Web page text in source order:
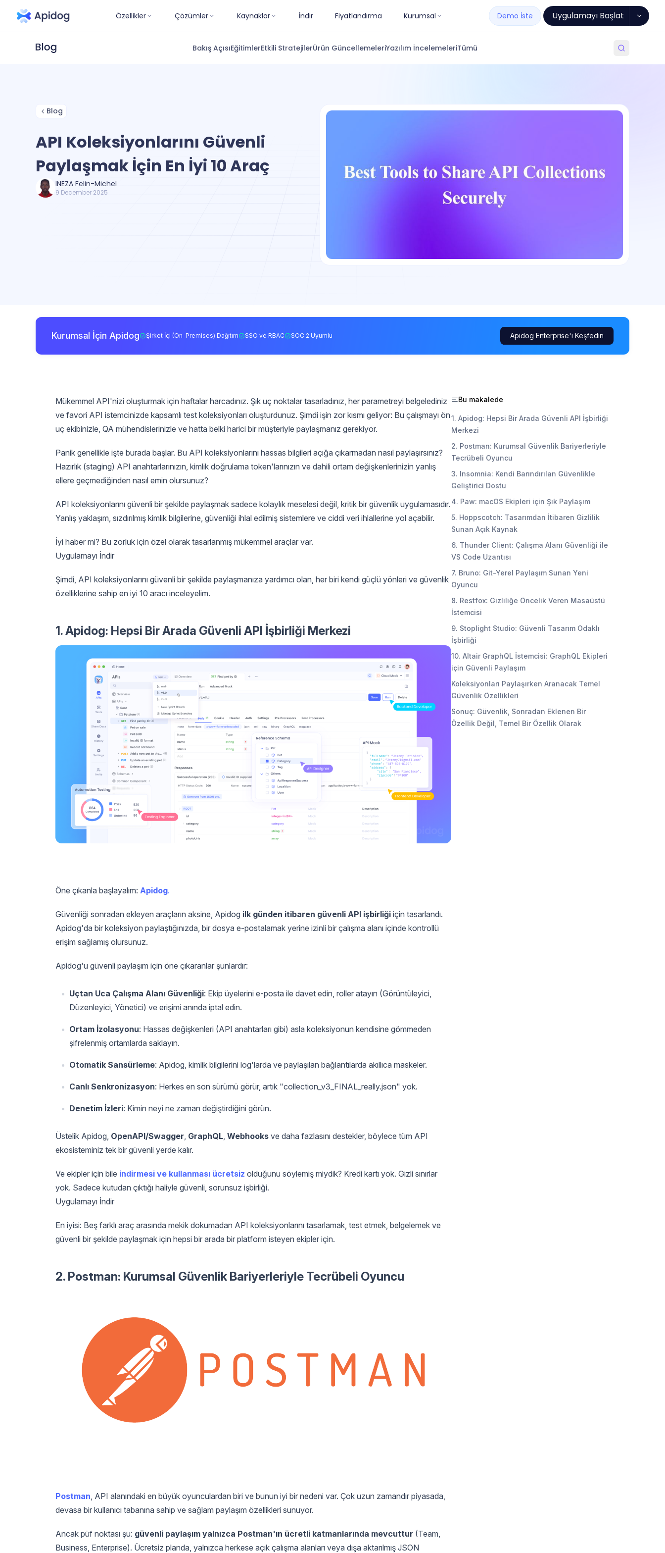
Özellikler Çözümler Kaynaklar İndir Fiyatlandırma Kurumsal Demo İste Uygulamayı Başlat
Bakış AçısıEğitimlerEtkili StratejilerÜrün GüncellemeleriYazılım İncelemeleriTümü
Blog
API Koleksiyonlarını Güvenli
Paylaşmak İçin En İyi 10 Araç
INEZA Felin-Michel
9 December 2025
Kurumsal İçin Apidog Şirket İçi (On-Premises) Dağıtım SSO ve RBAC SOC 2 Uyumlu Apidog Enterprise'ı Keşfedin
Mükemmel API'nizi oluşturmak için haftalar harcadınız. Şık uç noktalar tasarladınız, her parametreyi belgelediniz
ve favori API istemcinizde kapsamlı test koleksiyonları oluşturdunuz. Şimdi işin zor kısmı geliyor: Bu çalışmayı ön
uç ekibinizle, QA mühendislerinizle ve hatta belki harici bir müşteriyle paylaşmanız gerekiyor.
Panik genellikle işte burada başlar. Bu API koleksiyonlarını hassas bilgileri açığa çıkarmadan nasıl paylaşırsınız?
Hazırlık (staging) API anahtarlarınızın, kimlik doğrulama token'larınızın ve dahili ortam değişkenlerinizin yanlış
ellere geçmediğinden nasıl emin olursunuz?
API koleksiyonlarını güvenli bir şekilde paylaşmak sadece kolaylık meselesi değil, kritik bir güvenlik uygulamasıdır.
Yanlış yaklaşım, sızdırılmış kimlik bilgilerine, güvenliği ihlal edilmiş sistemlere ve ciddi veri ihlallerine yol açabilir.
İyi haber mi? Bu zorluk için özel olarak tasarlanmış mükemmel araçlar var.
Uygulamayı İndir
Şimdi, API koleksiyonlarını güvenli bir şekilde paylaşmanıza yardımcı olan, her biri kendi güçlü yönleri ve güvenlik
özelliklerine sahip en iyi 10 aracı inceleyelim.
1. Apidog: Hepsi Bir Arada Güvenli API İşbirliği Merkezi
Öne çıkanla başlayalım: Apidog.
Güvenliği sonradan ekleyen araçların aksine, Apidog ilk günden itibaren güvenli API işbirliği için tasarlandı.
Apidog'da bir koleksiyon paylaştığınızda, bir dosya e-postalamak yerine izinli bir çalışma alanı içinde kontrollü
erişim sağlamış olursunuz.
Apidog'u güvenli paylaşım için öne çıkaranlar şunlardır:
Uçtan Uca Çalışma Alanı Güvenliği: Ekip üyelerini e-posta ile davet edin, roller atayın (Görüntüleyici,
Düzenleyici, Yönetici) ve erişimi anında iptal edin.
Ortam İzolasyonu: Hassas değişkenleri (API anahtarları gibi) asla koleksiyonun kendisine gömmeden
şifrelenmiş ortamlarda saklayın.
Otomatik Sansürleme: Apidog, kimlik bilgilerini log'larda ve paylaşılan bağlantılarda akıllıca maskeler.
Canlı Senkronizasyon: Herkes en son sürümü görür, artık "collection_v3_FINAL_really.json" yok.
Denetim İzleri: Kimin neyi ne zaman değiştirdiğini görün.
Üstelik Apidog, OpenAPI/Swagger GraphQL Webhooks ve daha fazlasını destekler, böylece tüm API
ekosisteminiz tek bir güvenli yerde kalır.
Ve ekipler için bile indirmesi ve kullanması ücretsiz olduğunu söylemiş miydik? Kredi kartı yok. Gizli sınırlar
yok. Sadece kutudan çıktığı haliyle güvenli, sorunsuz işbirliği.
Uygulamayı İndir
En iyisi: Beş farklı araç arasında mekik dokumadan API koleksiyonlarını tasarlamak, test etmek, belgelemek ve
güvenli bir şekilde paylaşmak için hepsi bir arada bir platform isteyen ekipler için.
2. Postman: Kurumsal Güvenlik Bariyerleriyle Tecrübeli Oyuncu
Postman , API alanındaki en büyük oyunculardan biri ve bunun iyi bir nedeni var. Çok uzun zamandır piyasada,
devasa bir kullanıcı tabanına sahip ve sağlam paylaşım özellikleri sunuyor.
Ancak püf noktası şu: güvenli paylaşım yalnızca Postman'ın ücretli katmanlarında mevcuttur (Team,
Business, Enterprise). Ücretsiz planda, yalnızca herkese açık çalışma alanları veya dışa aktarılmış JSON
Bu makalede
1. Apidog: Hepsi Bir Arada Güvenli API İşbirliği
Merkezi
2. Postman: Kurumsal Güvenlik Bariyerleriyle
Tecrübeli Oyuncu
3. Insomnia: Kendi Barındırılan Güvenlikle
Geliştirici Dostu
4. Paw: macOS Ekipleri için Şık Paylaşım
5. Hoppscotch: Tasarımdan İtibaren Gizlilik
Sunan Açık Kaynak
6. Thunder Client: Çalışma Alanı Güvenliği ile
VS Code Uzantısı
7. Bruno: Git-Yerel Paylaşım Sunan Yeni
Oyuncu
8. Restfox: Gizliliğe Öncelik Veren Masaüstü
İstemcisi
9. Stoplight Studio: Güvenli Tasarım Odaklı
İşbirliği
10. Altair GraphQL İstemcisi: GraphQL Ekipleri
için Güvenli Paylaşım
Koleksiyonları Paylaşırken Aranacak Temel
Güvenlik Özellikleri
Sonuç: Güvenlik, Sonradan Eklenen Bir
Özellik Değil, Temel Bir Özellik Olarak